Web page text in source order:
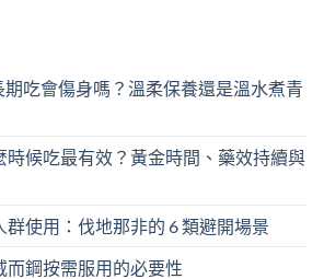
吃會傷身嗎？溫柔保養還是溫水煮青
時候吃最有效？黃金時間、藥效持續與
使用：伐地那非的 6 類避開場景
而鋼按需服用的必要性